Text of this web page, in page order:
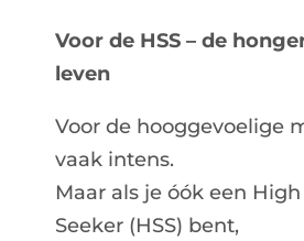
Voor de HSS – de
leven
Voor de hooggevoelige
vaak intens.
Maar als je óók een
Seeker (HSS) bent,